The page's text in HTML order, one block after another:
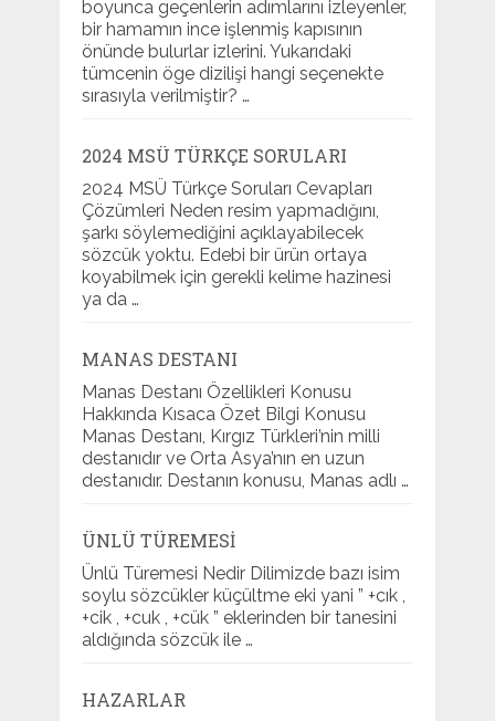
boyunca geçenlerin adımlarını izleyenler,
bir hamamın ince işlenmiş kapısının
önünde bulurlar izlerini. Yukarıdaki
tümcenin öge dizilişi hangi seçenekte
sırasıyla verilmiştir? …
2024 MSÜ TÜRKÇE SORULARI
2024 MSÜ Türkçe Soruları Cevapları
Çözümleri Neden resim yapmadığını,
şarkı söylemediğini açıklayabilecek
sözcük yoktu. Edebi bir ürün ortaya
koyabilmek için gerekli kelime hazinesi
ya da …
MANAS DESTANI
Manas Destanı Özellikleri Konusu
Hakkında Kısaca Özet Bilgi Konusu
Manas Destanı, Kırgız Türkleri’nin milli
destanıdır ve Orta Asya’nın en uzun
destanıdır. Destanın konusu, Manas adlı …
ÜNLÜ TÜREMESI
Ünlü Türemesi Nedir Dilimizde bazı isim
soylu sözcükler küçültme eki yani ” +cık ,
+cik , +cuk , +cük ” eklerinden bir tanesini
aldığında sözcük ile …
HAZARLAR